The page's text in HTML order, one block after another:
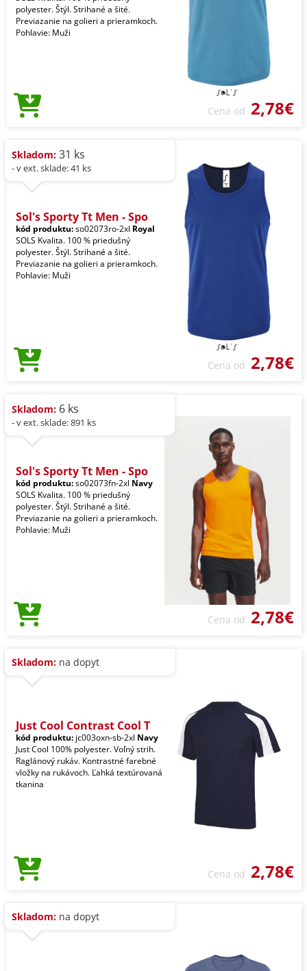
polyester. Štýl. Strihané a šité.
Previazanie na golieri a prieramkoch.
Pohlavie: Muži
Cena od 2,78€
Skladom: 31 ks
- v ext. sklade: 41 ks
Sol's Sporty Tt Men - Spo
kód produktu:so02073ro-2xl Royal
SOLS Kvalita. 100 % priedušný
polyester. Štýl. Strihané a šité.
Previazanie na golieri a prieramkoch.
Pohlavie: Muži
Cena od 2,78€
Skladom: 6 ks
- v ext. sklade: 891 ks
Sol's Sporty Tt Men - Spo
kód produktu:so02073fn-2xl Navy
SOLS Kvalita. 100 % priedušný
polyester. Štýl. Strihané a šité.
Previazanie na golieri a prieramkoch.
Pohlavie: Muži
Cena od 2,78€
Skladom: na dopyt
Just Cool Contrast Cool T
kód produktu: jc003oxn-sb-2xl Navy
Just Cool 100% polyester. Voľný strih.
Raglánový rukáv. Kontrastné farebné
vložky na rukávoch. Ľahká textúrovaná
tkanina
Cena od 2,78€
Skladom: na dopyt